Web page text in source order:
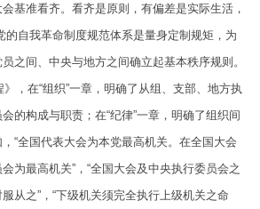
基准看齐。看齐是原则，有偏差是实际生活，
的自我革命制度规范体系是量身定制规矩，为
之间、中央与地方之间确立起基本秩序规则。
，在“组织”一章，明确了从组、支部、地方执
的构成与职责；在“纪律”一章，明确了组织间
“全国代表大会为本党最高机关。在全国大会
为最高机关”，“全国大会及中央执行委员会之
从之”，“下级机关须完全执行上级机关之命